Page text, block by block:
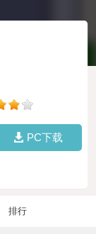
PC下载
排行